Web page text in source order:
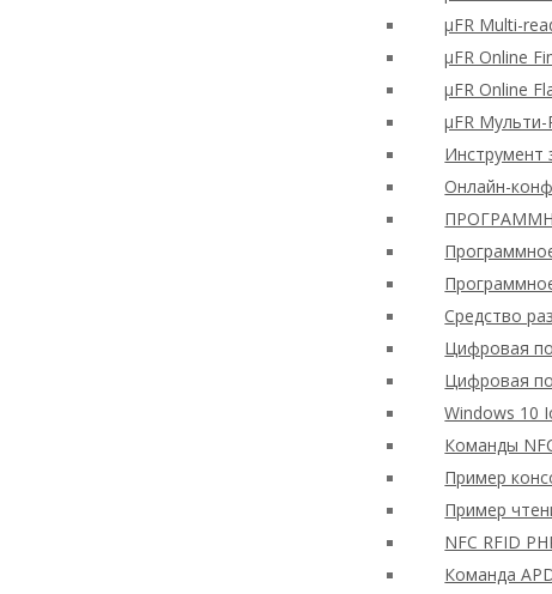
μFR Multi-
μFR Online
μFR Online
μFR Мульти-
Инструмент
Онлайн-
Средство
Цифровая
Цифровая
Windows 10
Команды
Пример
Пример
NFC RFID
Команда